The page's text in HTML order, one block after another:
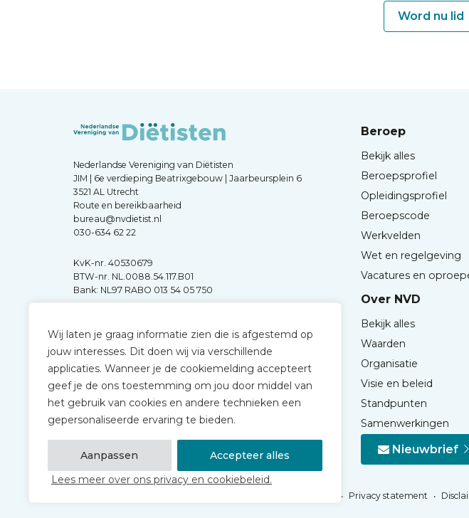
Wij laten je graag informatie zien die is afgestemd op
jouw interesses. Dit doen wij via verschillende
applicaties. Wanneer je de cookiemelding accepteert
geef je de ons toestemming om jou door middel van
het gebruik van cookies en andere technieken een
gepersonaliseerde ervaring te bieden.
Aanpassen
Accepteer alles
Lees meer over ons privacy en cookiebeleid.
Word nu lid
Nederlandse Vereniging van Diëtisten
JIM | 6e verdieping Beatrixgebouw | Jaarbeursplein 6
3521 AL Utrecht
Route en bereikbaarheid
bureau@nvdietist.nl
030-634 62 22
KvK-nr. 40530679
BTW-nr. NL.0088.54.117.B01
Bank: NL97 RABO 013 54 05 750
Beroep
Bekijk alles
Beroepsprofiel
Opleidingsprofiel
Beroepscode
Werkvelden
Wet en regelgeving
Vacatures en
Over NVD
Bekijk alles
Waarden
Organisatie
Visie en beleid
Standpunten
Samenwerkingen
Nieuwbrief
Privacy statement